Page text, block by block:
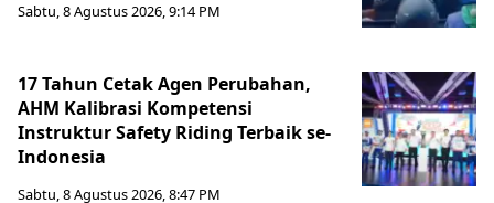
Sabtu, 8 Agustus 2026, 9:14 PM
17 Tahun Cetak Agen Perubahan,
AHM Kalibrasi Kompetensi
Instruktur Safety Riding Terbaik se-
Indonesia
Sabtu, 8 Agustus 2026, 8:47 PM